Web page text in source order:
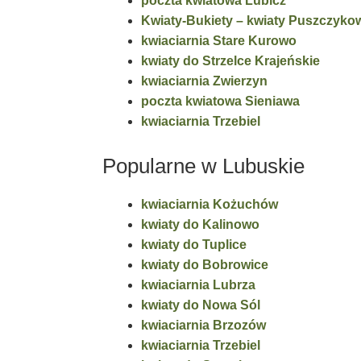
Kwiaty-Bukiety – kwiaty
kwiaciarnia Stare Kurowo
kwiaty do Strzelce Krajeńskie
kwiaciarnia Zwierzyn
poczta kwiatowa Sieniawa
kwiaciarnia Trzebiel
Popularne w Lubuskie
kwiaciarnia Kożuchów
kwiaty do Kalinowo
kwiaty do Tuplice
kwiaty do Bobrowice
kwiaciarnia Lubrza
kwiaty do Nowa Sól
kwiaciarnia Brzozów
kwiaciarnia Trzebiel